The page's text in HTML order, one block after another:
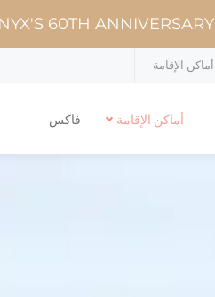
60TH ANNIVERSARY
أماكن الإقامة
أماكن الإقامة فاكس